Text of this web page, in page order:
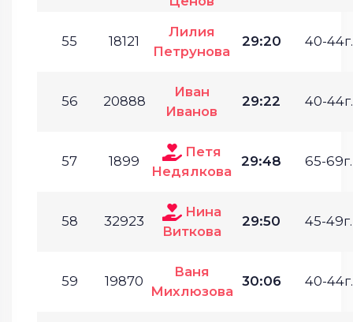
55 18121
Лилия
Петрунова
29:20 40-44г.
56 20888
Иван
Иванов
29:22 40-44г.
57 1899
Петя
Недялкова
29:48 65-69г.
58 32923
Нина
Виткова
29:50 45-49г.
59 19870
Ваня
Михлюзова
30:06 40-44г.